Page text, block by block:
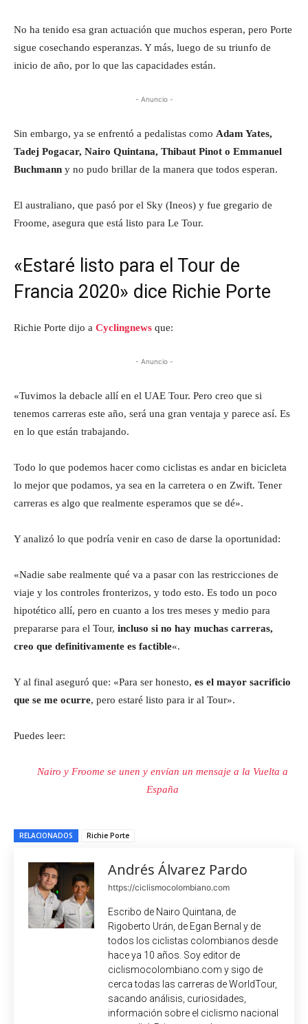
No ha tenido esa gran actuación que muchos esperan, pero Porte
sigue cosechando esperanzas. Y más, luego de su triunfo de
inicio de año, por lo que las capacidades están.
- Anuncio -
Sin embargo, ya se enfrentó a pedalistas como Adam Yates,
Tadej Pogacar, Nairo Quintana, Thibaut Pinot o Emmanuel
Buchmann y no pudo brillar de la manera que todos esperan.
El australiano, que pasó por el Sky (Ineos) y fue gregario de
Froome, asegura que está listo para Le Tour.
«Estaré listo para el Tour de
Francia 2020» dice Richie Porte
Richie Porte dijo a Cyclingnews que:
- Anuncio -
«Tuvimos la debacle allí en el UAE Tour. Pero creo que si
tenemos carreras este año, será una gran ventaja y parece así. Es
en lo que están trabajando.
Todo lo que podemos hacer como ciclistas es andar en bicicleta
lo mejor que podamos, ya sea en la carretera o en Zwift. Tener
carreras es algo que realmente esperamos que se dé».
Y analizó lo que podría venir en caso de darse la oportunidad:
«Nadie sabe realmente qué va a pasar con las restricciones de
viaje y los controles fronterizos, y todo esto. Es todo un poco
hipotético allí, pero en cuanto a los tres meses y medio para
prepararse para el Tour, incluso si no hay muchas carreras,
creo que definitivamente es factible«.
Y al final aseguró que: «Para ser honesto, es el mayor sacrificio
que se me ocurre, pero estaré listo para ir al Tour».
Puedes leer:
Nairo y Froome se unen y envían un mensaje a la Vuelta a
España
RELACIONADOS Richie Porte
Andrés Álvarez Pardo
https://ciclismocolombiano.com
Escribo de Nairo Quintana, de
Rigoberto Urán, de Egan Bernal y de
todos los ciclistas colombianos desde
hace ya 10 años. Soy editor de
ciclismocolombiano.com y sigo de
cerca todas las carreras de WorldTour,
sacando análisis, curiosidades,
información sobre el ciclismo nacional